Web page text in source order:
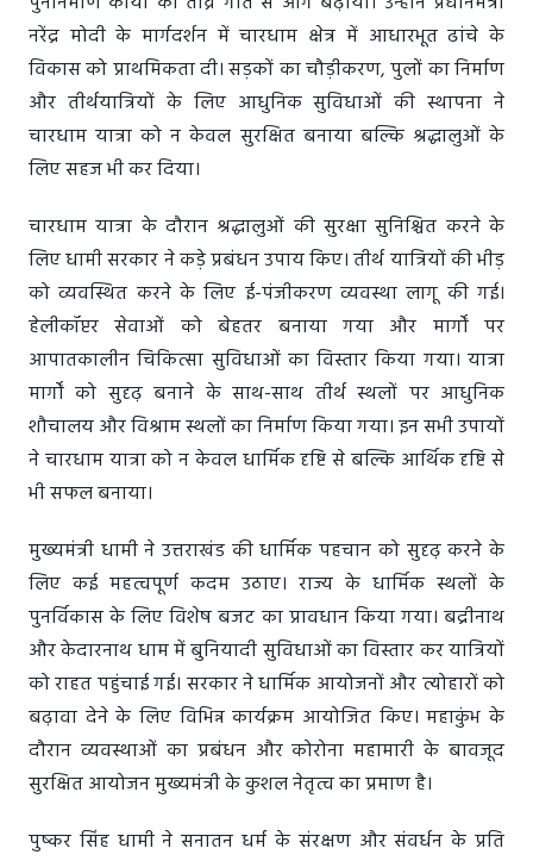
नरेंद्र मोदी के मार्गदर्शन में चारधाम क्षेत्र में आधारभूत ढांचे के
विकास को प्राथमिकता दी। सड़कों का चौड़ीकरण, पुलों का निर्माण
और तीर्थयात्रियों के लिए आधुनिक सुविधाओं की स्थापना ने
चारधाम यात्रा को न केवल सुरक्षित बनाया बल्कि श्रद्धालुओं के
लिए सहज भी कर दिया।
चारधाम यात्रा के दौरान श्रद्धालुओं की सुरक्षा सुनिश्चित करने के
लिए धामी सरकार ने कड़े प्रबंधन उपाय किए। तीर्थ यात्रियों की भीड़
को व्यवस्थित करने के लिए ई-पंजीकरण व्यवस्था लागू की गई।
हेलीकॉप्टर सेवाओं को बेहतर बनाया गया और मार्गों पर
आपातकालीन चिकित्सा सुविधाओं का विस्तार किया गया। यात्रा
मार्गों को सुदृढ़ बनाने के साथ-साथ तीर्थ स्थलों पर आधुनिक
शौचालय और विश्राम स्थलों का निर्माण किया गया। इन सभी उपायों
ने चारधाम यात्रा को न केवल धार्मिक दृष्टि से बल्कि आर्थिक दृष्टि से
भी सफल बनाया।
मुख्यमंत्री धामी ने उत्तराखंड की धार्मिक पहचान को सुदृढ़ करने के
लिए कई महत्वपूर्ण कदम उठाए। राज्य के धार्मिक स्थलों के
पुनर्विकास के लिए विशेष बजट का प्रावधान किया गया। बद्रीनाथ
और केदारनाथ धाम में बुनियादी सुविधाओं का विस्तार कर यात्रियों
को राहत पहुंचाई गई। सरकार ने धार्मिक आयोजनों और त्योहारों को
बढ़ावा देने के लिए विभिन्न कार्यक्रम आयोजित किए। महाकुंभ के
दौरान व्यवस्थाओं का प्रबंधन और कोरोना महामारी के बावजूद
सुरक्षित आयोजन मुख्यमंत्री के कुशल नेतृत्व का प्रमाण है।
पुष्कर सिंह धामी ने सनातन धर्म के संरक्षण और संवर्धन के प्रति